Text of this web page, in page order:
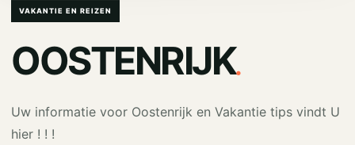
VAKANTIE EN REIZEN
OOSTENRIJK.
Uw informatie voor Oostenrijk en Vakantie tips vindt U
hier ! ! !